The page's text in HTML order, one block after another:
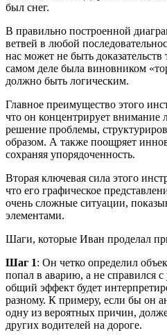
был снег.
В правильно построенной
ветвей в любой
нас может не быть
самом деле была виновником
должно быть логическим.
Главное преимущество этого
что он концентрирует внимание
решение проблемы,
образом. А также поощряет
сохраняя упорядоченность.
Вторая ключевая сила этого
что его графическое
очень сложные ситуации,
элементами.
Шаги, которые Иван проделал
Шаг 1: Он четко определил
попал в аварию, а не справился
общий эффект будет
разному. К примеру, если бы он
одну из вероятных причин,
других водителей на дороге.